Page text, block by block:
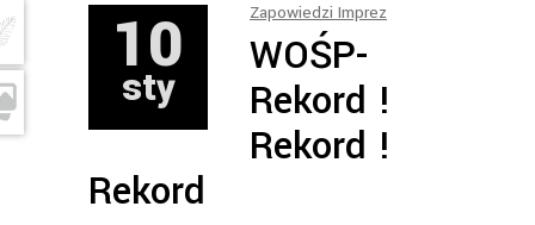
10
sty
Zapowiedzi Imprez
WOŚP-
Rekord !
Rekord !
Rekord